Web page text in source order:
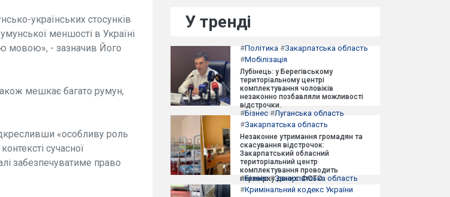
українських стосунків
меншості в Україні
мовою», - зазначив Його
мешкає багато румун,
«особливу роль
сучасної
забезпечуватиме право
У тренді
#Політика #Закарпатська область
#Мобілізація
Лубінець: у Берегівському
територіальному центрі
комплектування чоловіків
незаконно позбавляли можливості
відстрочки.
#Бізнес #Луганська область
#Закарпатська область
Незаконне утримання громадян та
скасування відстрочок:
Закарпатський обласний
територіальний центр
комплектування проводить
перевірку даних. ФОТО
#Бізнес#Закарпатська область
#Кримінальний кодекс України